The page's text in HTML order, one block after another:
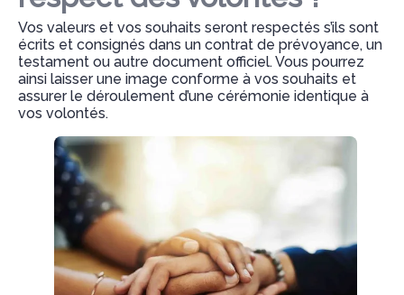
Vos valeurs et vos souhaits seront respectés s’ils sont
écrits et consignés dans un contrat de prévoyance, un
testament ou autre document officiel. Vous pourrez
ainsi laisser une image conforme à vos souhaits et
assurer le déroulement d’une cérémonie identique à
vos volontés.